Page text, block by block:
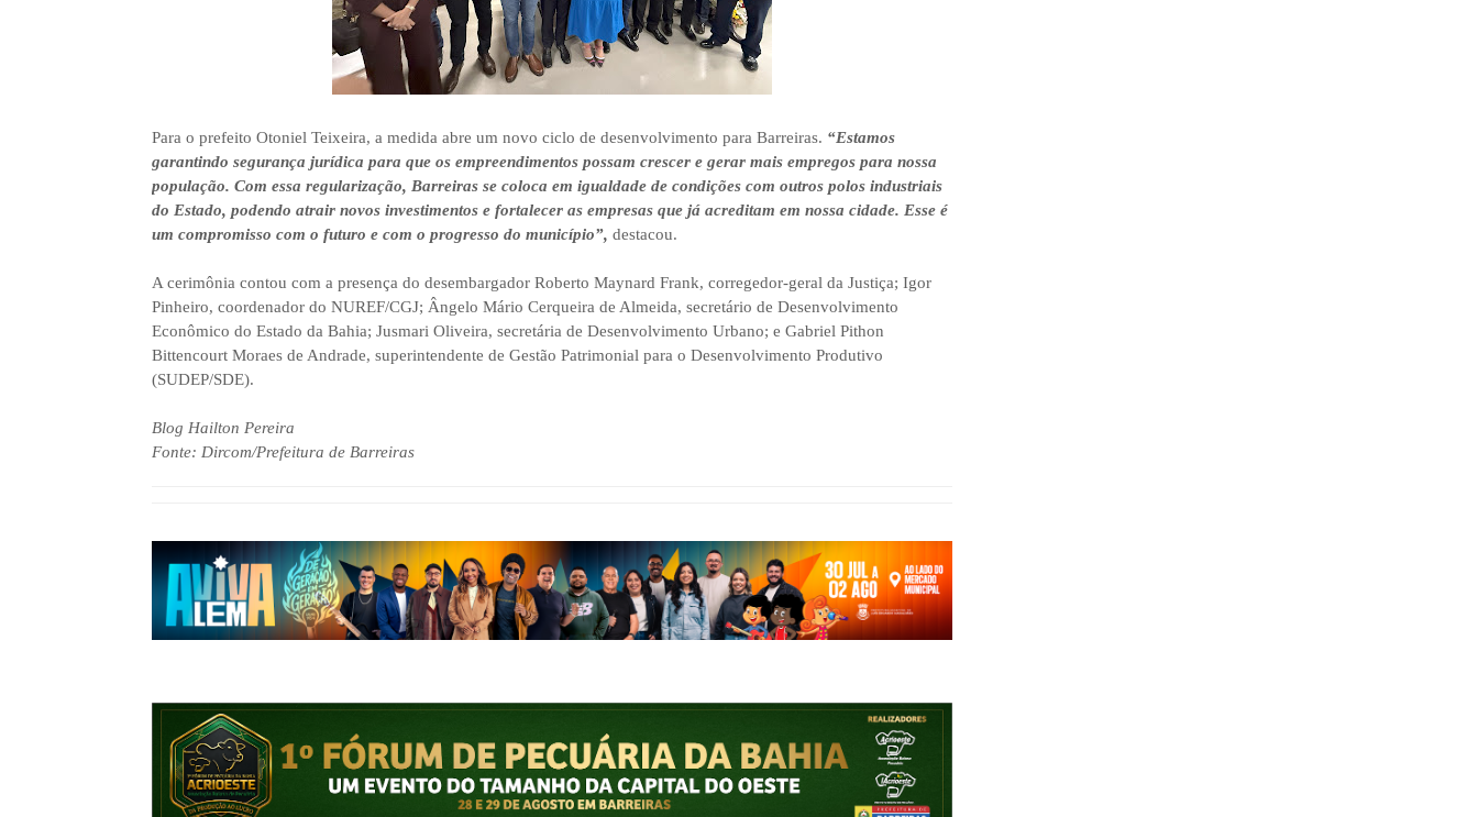
Para o prefeito Otoniel Teixeira, a medida abre um novo ciclo de desenvolvimento para Barreiras. “Estamos
garantindo segurança jurídica para que os empreendimentos possam crescer e gerar mais empregos para nossa
população. Com essa regularização, Barreiras se coloca em igualdade de condições com outros polos industriais
do Estado, podendo atrair novos investimentos e fortalecer as empresas que já acreditam em nossa cidade. Esse é
um compromisso com o futuro e com o progresso do município”, destacou.
A cerimônia contou com a presença do desembargador Roberto Maynard Frank, corregedor-geral da Justiça; Igor
Pinheiro, coordenador do NUREF/CGJ; Ângelo Mário Cerqueira de Almeida, secretário de Desenvolvimento
Econômico do Estado da Bahia; Jusmari Oliveira, secretária de Desenvolvimento Urbano; e Gabriel Pithon
Bittencourt Moraes de Andrade, superintendente de Gestão Patrimonial para o Desenvolvimento Produtivo
(SUDEP/SDE).
Blog Hailton Pereira
Fonte: Dircom/Prefeitura de Barreiras